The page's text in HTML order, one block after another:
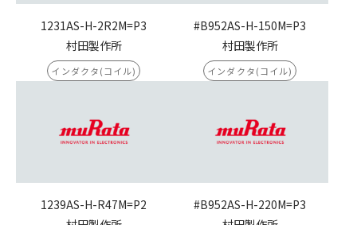
1231AS-H-2R2M=P3
村田製作所
インダクタ(コイル)
#B952AS-H-150M=P3
村田製作所
インダクタ(コイル)
1239AS-H-R47M=P2
#B952AS-H-220M=P3